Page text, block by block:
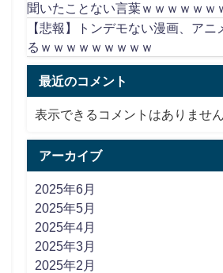
聞いたことない言葉ｗｗｗｗｗｗ
【悲報】トンデモない漫画、アニ
るｗｗｗｗｗｗｗｗｗ
最近のコメント
表示できるコメントはありません
アーカイブ
2025年6月
2025年5月
2025年4月
2025年3月
2025年2月